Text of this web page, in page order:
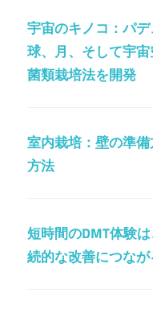
宇宙のキノコ：パ
球、月、そして宇
菌類栽培法を開発
室内栽培：壁の準
方法
短時間のDMT体験
続的な改善につな